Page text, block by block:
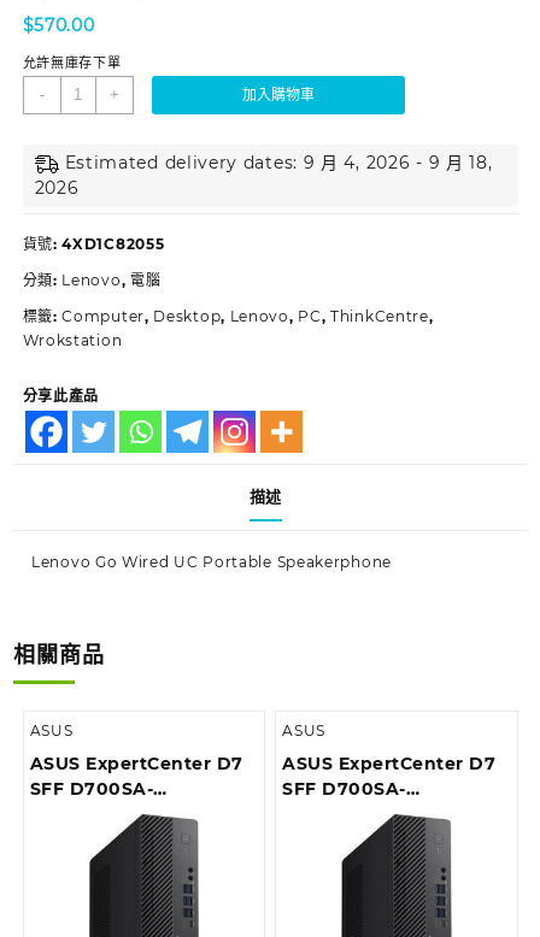
$570.00
允許無庫存下單
- + 加入購物車
Estimated delivery dates: 9 月 4, 2026 - 9 月 18,
2026
貨號:4XD1C82055
分類: Lenovo, 電腦
標籤:Computer, Desktop, Lenovo, PC,ThinkCentre,
Wrokstation
分享此產品
描述
Lenovo Go Wired UC Portable Speakerphone
相關商品
ASUS
ASUS ExpertCenter D7
SFF D700SA-
510500010T Desktop
ASUS
ASUS ExpertCenter D7
SFF D700SA-
510400035T Desktop